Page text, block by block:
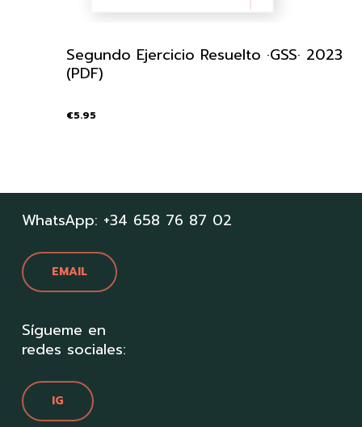
Segundo Ejercicio Resuelto ·GSS· 2023
(PDF)
€5.95
WhatsApp: +34 658 76 87 02
EMAIL
Sígueme en
redes sociales:
IG